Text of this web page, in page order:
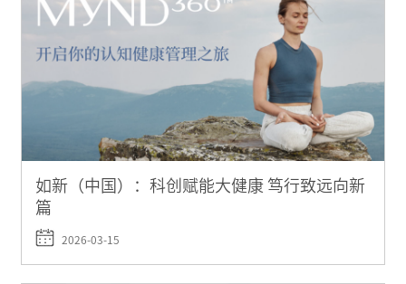
如新（中国）：科创赋能大健康 笃行致远向新
篇
2026-03-15